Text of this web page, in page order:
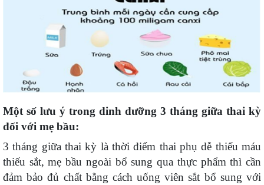
Một số lưu ý trong dinh dưỡng 3 tháng giữa thai kỳ
đối với mẹ bầu:
3 tháng giữa thai kỳ là thời điểm thai phụ dễ thiếu máu
thiếu sắt, mẹ bầu ngoài bổ sung qua thực phẩm thì cần
đảm bảo đủ chất bằng cách uống viên sắt bổ sung với